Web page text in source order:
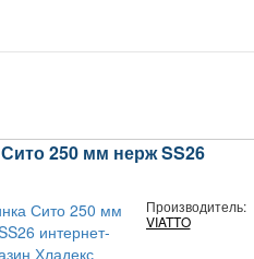
Сито 250 мм нерж SS26
Производитель:
VIATTO